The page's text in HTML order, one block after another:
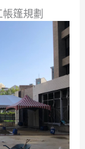
篷規劃